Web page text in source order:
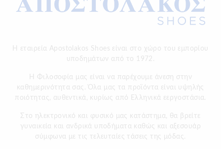
Η εταιρεία Apostolakos Shoes είναι στο χώρο του εμπορίου
υποδημάτων από το 1972.
H Φιλοσοφία μας είναι να παρέχουμε άνεση στην
καθημερινότητα σας. Όλα μας τα προϊόντα είναι υψηλής
ποιότητας, αυθεντικά, κυρίως από Ελληνικά εεργοστάσια.
Στο ηλεκτρονικό και φυσικό μας κατάστημα, θα βρείτε
γυναικεία και ανδρικά υποδήματα καθώς και αξεσουάρ
σύμφωνα με τις τελευταίες τάσεις της μόδας.